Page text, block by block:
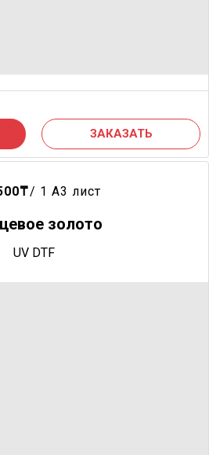
ЗАКАЗАТЬ
₸/ 1 A3 лист
золото
UV DTF